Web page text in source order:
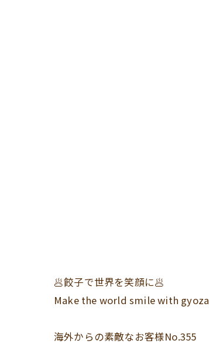
🥟餃子で世界を笑顔に🥟
Make the world smile with gyoza
海外からの素敵なお客様No.355